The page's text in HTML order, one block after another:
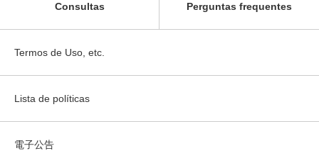
Consultas Perguntas frequentes
Termos de Uso, etc.
Lista de políticas
電子公告